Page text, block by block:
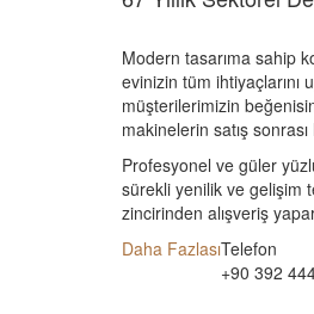
Modern tasarıma sahip
evinizin tüm
müşterilerimizin
makinelerin satış
Profesyonel ve güler
sürekli yenilik ve gelişim
zincirinden alışveriş
Daha FazlasıTelefon
+90 392